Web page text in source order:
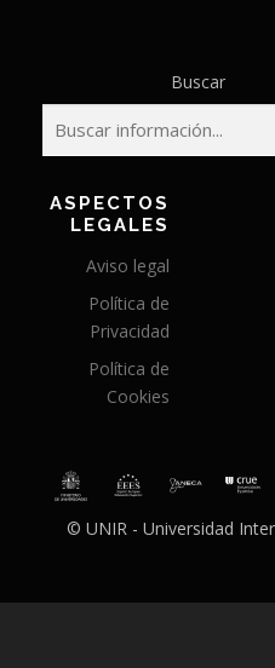
Buscar
ASPECTOS
LEGALES
Aviso legal
Política de
Privacidad
Política de
Cookies
© UNIR - Universidad